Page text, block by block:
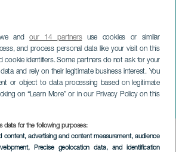
we andour 14 partnersuse cookies or similar
and process personal data like your visit on this
cookie identifiers. Some partners do not ask for your
and rely on their legitimate business interest. You
or object to data processing based on legitimate
on “Learn More” or in our Privacy Policy on this
data for the following purposes:
content, advertising and content measurement, audience
, Precise geolocation data, and identification
korrekt